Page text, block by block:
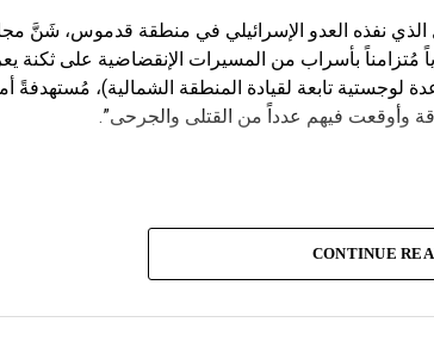
الذي نفذه العدو الإسرائيلي في منطقة قدموس، شَنَّ
يوم الاثنين 19-8-2024 هجوماً جوياً مُتزامناً بأسراب من المسيرات الإنقضاضية على ثكنة
سنط جين (قاعدة لوجستية تابعة لقيادة المنطقة الشمالية)، مُستهدفةً
وأوقعت فيهم عدداً من القتلى والجرحى”.
CONTINUE